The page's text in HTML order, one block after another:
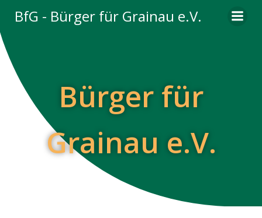
Inhalt
BfG - Bürger für Grainau e.V.
Bürger für
Grainau e.V.